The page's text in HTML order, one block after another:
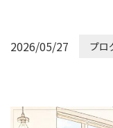
2026/05/27 プロ